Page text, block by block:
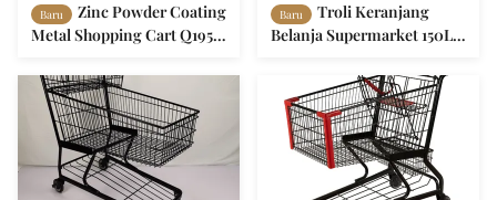
Baru
Zinc Powder Coating
Metal Shopping Cart Q195
Hijau
Baru
Troli Keranjang
Belanja Supermarket 150L